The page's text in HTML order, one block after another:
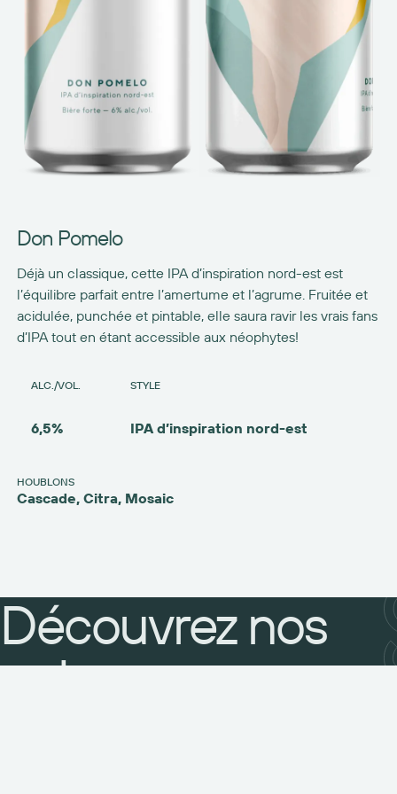
Don Pomelo
Déjà un classique, cette IPA d’inspiration nord-est est
l’équilibre parfait entre l’amertume et l’agrume. Fruitée et
acidulée, punchée et pintable, elle saura ravir les vrais fans
d’IPA tout en étant accessible aux néophytes!
ALC./VOL. STYLE
6,5% IPA d’inspiration nord-est
HOUBLONS
Cascade, Citra, Mosaic
Découvrez nos
pubs